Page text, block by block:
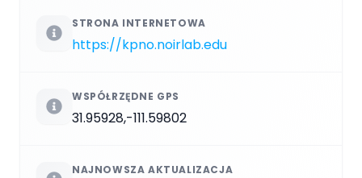
STRONA INTERNETOWA
https://kpno.noirlab.edu
WSPÓŁRZĘDNE GPS
31.95928,-111.59802
NAJNOWSZA AKTUALIZACJA